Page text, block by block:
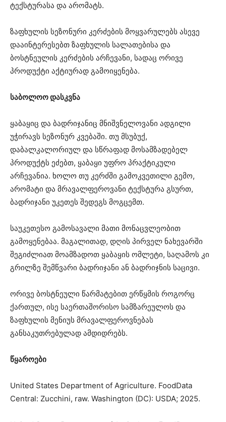
ტექსტურასა და არომატს.
ზაფხულის სეზონური კერძების მოყვარულებს ასევე
დააინტერესებთ ზაფხულის სალათებისა და
ბოსტნეულის კერძების არჩევანი, სადაც ორივე
პროდუქტი აქტიურად გამოიყენება.
საბოლოო დასკვნა
ყაბაყიც და ბადრიჯანიც მნიშვნელოვანი ადგილი
უჭირავს სეზონურ კვებაში. თუ მსუბუქ,
დაბალკალორიულ და სწრაფად მოსამზადებელ
პროდუქტს ეძებთ, ყაბაყი უფრო პრაქტიკული
არჩევანია. ხოლო თუ კერძში გამოკვეთილი გემო,
არომატი და მრავალფეროვანი ტექსტურა გსურთ,
ბადრიჯანი უკეთეს შედეგს მოგცემთ.
საუკეთესო გამოსავალი მათი მონაცვლეობით
გამოყენებაა. მაგალითად, დღის პირველ ნახევარში
შეგიძლიათ მოამზადოთ ყაბაყის ომლეტი, საღამოს კი
გრილზე შემწვარი ბადრიჯანი ან ბადრიჯნის საცივი.
ორივე ბოსტნეული წარმატებით ერწყმის როგორც
ქართულ, ისე საერთაშორისო სამზარეულოს და
ზაფხულის მენიუს მრავალფეროვნებას
განსაკუთრებულად ამდიდრებს.
წყაროები
United States Department of Agriculture. FoodData
Central: Zucchini, raw. Washington (DC): USDA; 2025.